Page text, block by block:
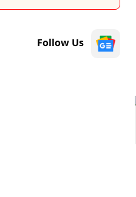
Follow Us